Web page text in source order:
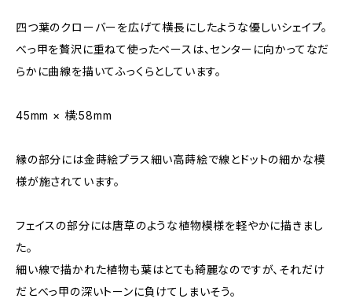
四つ葉のクローバーを広げて横長にしたような優しいシェイプ。
べっ甲を贅沢に重ねて使ったベースは、センターに向かってなだ
らかに曲線を描いてふっくらとしています。
45mm × 横:58mm
縁の部分には金蒔絵プラス細い高蒔絵で線とドットの細かな模
様が施されています。
フェイスの部分には唐草のような植物模様を軽やかに描きまし
た。
細い線で描かれた植物も葉はとても綺麗なのですが、それだけ
だとべっ甲の深いトーンに負けてしまいそう。